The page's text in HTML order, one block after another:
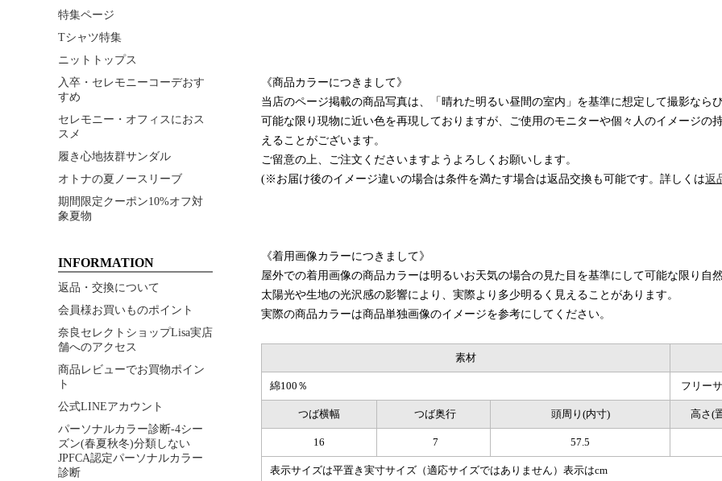
《商品カラーにつきまして》
当店のページ掲載の商品写真は、「晴れた明るい昼間の室内」を基準に想定して撮影なら
可能な限り現物に近い色を再現しておりますが、ご使用のモニターや個々人のイメージの
えることがございます。
ご留意の上、ご注文くださいますようよろしくお願いします。
(※お届け後のイメージ違いの場合は条件を満たす場合は返品交換も可能です。詳しくは返
《着用画像カラーにつきまして》
屋外での着用画像の商品カラーは明るいお天気の場合の見た目を基準にして可能な限り自
太陽光や生地の光沢感の影響により、実際より多少明るく見えることがあります。
実際の商品カラーは商品単独画像のイメージを参考にしてください。
素材
綿100％ フリー
つば横幅 つば奥行 頭周り(内寸) 高さ(
16 7 57.5
表示サイズは平置き実寸サイズ（適応サイズではありません）表示はcm
特集ページ
Tシャツ特集
ニットトップス
入卒・セレモニーコーデおす
すめ
セレモニー・オフィスにおス
スメ
履き心地抜群サンダル
オトナの夏ノースリーブ
期間限定クーポン10%オフ対
象夏物
INFORMATION
返品・交換について
会員様お買いものポイント
奈良セレクトショップLisa実店
舗へのアクセス
商品レビューでお買物ポイン
ト
公式LINEアカウント
パーソナルカラー診断-4シー
ズン(春夏秋冬)分類しない
JPFCA認定パーソナルカラー
診断